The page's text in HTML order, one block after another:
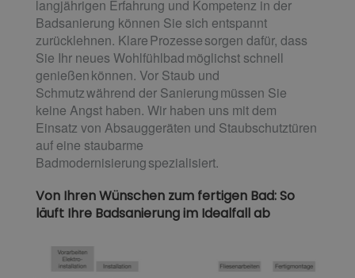
langjährigen Erfahrung und Kompetenz in der
Badsanierung können Sie sich entspannt
zurücklehnen. Klare Prozesse sorgen dafür, dass
Sie Ihr neues Wohlfühlbad möglichst schnell
genießen können. Vor Staub und
Schmutz während der Sanierung müssen Sie
keine Angst haben. Wir haben uns mit dem
Einsatz von Absauggeräten und Staubschutztüren
auf eine staubarme
Badmodernisierung spezialisiert.
Von Ihren Wünschen zum fertigen Bad: So
läuft Ihre Badsanierung im Idealfall ab